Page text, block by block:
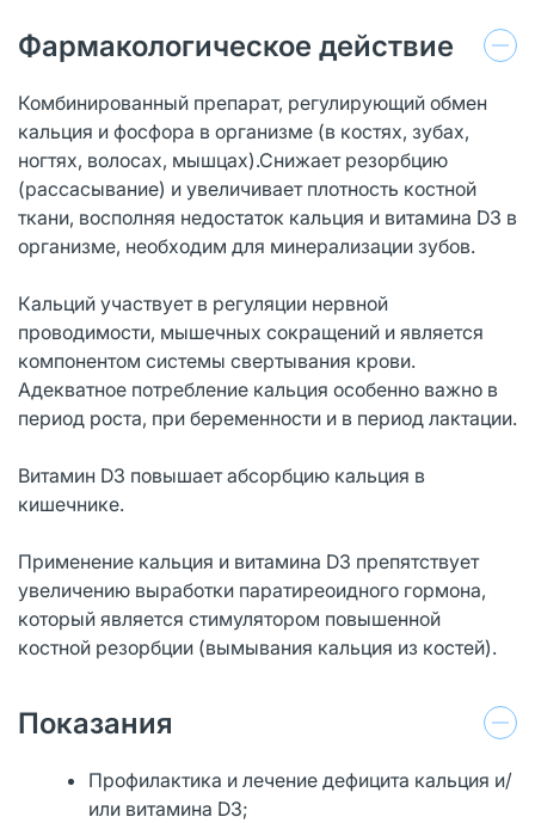
Фармакологическое действие
Комбинированный препарат, регулирующий обмен
кальция и фосфора в организме (в костях, зубах,
ногтях, волосах, мышцах).Снижает резорбцию
(рассасывание) и увеличивает плотность костной
ткани, восполняя недостаток кальция и витамина D3 в
организме, необходим для минерализации зубов.
Кальций участвует в регуляции нервной
проводимости, мышечных сокращений и является
компонентом системы свертывания крови.
Адекватное потребление кальция особенно важно в
период роста, при беременности и в период лактации.
Витамин D3 повышает абсорбцию кальция в
кишечнике.
Применение кальция и витамина D3 препятствует
увеличению выработки паратиреоидного гормона,
который является стимулятором повышенной
костной резорбции (вымывания кальция из костей).
Показания
Профилактика и лечение дефицита кальция и/
или витамина D3;